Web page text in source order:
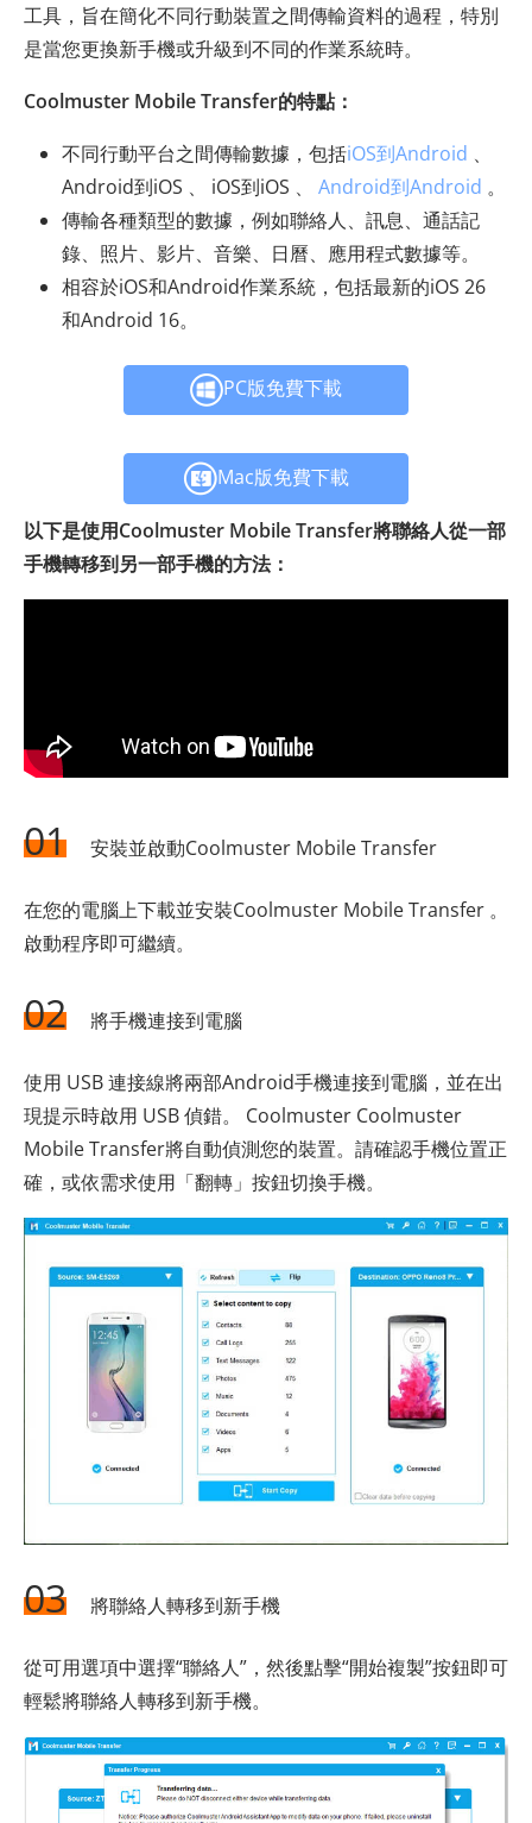
工具，旨在簡化不同行動裝置之間傳輸資料的過程，特別
是當您更換新手機或升級到不同的作業系統時。
Coolmuster Mobile Transfer的特點：
不同行動平台之間傳輸數據，包括iOS到Android 、
Android到iOS 、 iOS到iOS 、 Android到Android 。
傳輸各種類型的數據，例如聯絡人、訊息、通話記
錄、照片、影片、音樂、日曆、應用程式數據等。
相容於iOS和Android作業系統，包括最新的iOS 26
和Android 16。
PC版免費下載
Mac版免費下載
以下是使用Coolmuster Mobile Transfer將聯絡人從一部
手機轉移到另一部手機的方法：
01 安裝並啟動Coolmuster Mobile Transfer
在您的電腦上下載並安裝Coolmuster Mobile Transfer 。
啟動程序即可繼續。
02 將手機連接到電腦
使用 USB 連接線將兩部Android手機連接到電腦，並在出
現提示時啟用 USB 偵錯。 Coolmuster Coolmuster
Mobile Transfer將自動偵測您的裝置。請確認手機位置正
確，或依需求使用「翻轉」按鈕切換手機。
03 將聯絡人轉移到新手機
從可用選項中選擇“聯絡人”，然後點擊“開始複製”按鈕即可
輕鬆將聯絡人轉移到新手機。